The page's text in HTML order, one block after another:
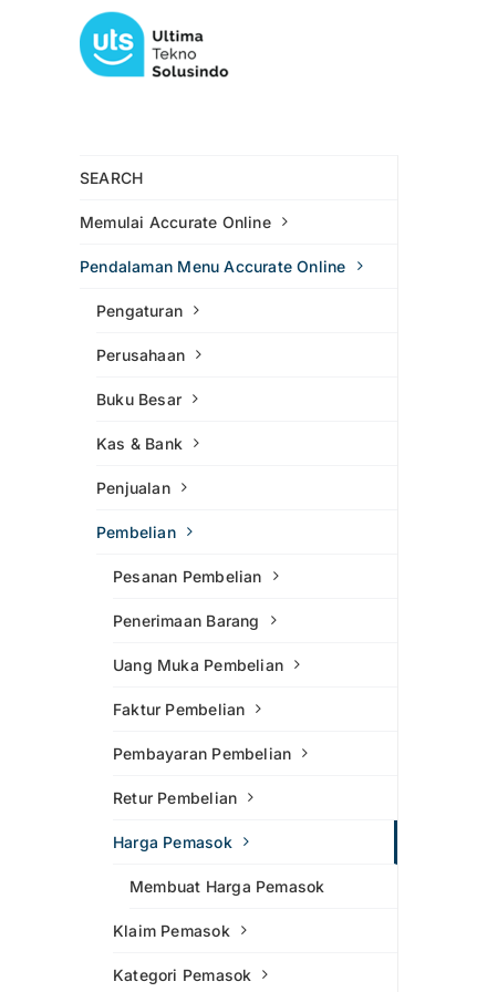
SEARCH
Memulai Accurate Online
Pendalaman Menu Accurate Online
Pengaturan
Perusahaan
Buku Besar
Kas & Bank
Penjualan
Pembelian
Pesanan Pembelian
Penerimaan Barang
Uang Muka Pembelian
Faktur Pembelian
Pembayaran Pembelian
Retur Pembelian
Harga Pemasok
Membuat Harga Pemasok
Klaim Pemasok
Kategori Pemasok